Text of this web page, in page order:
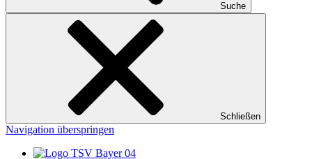
Suche
Schließen
Navigation überspringen